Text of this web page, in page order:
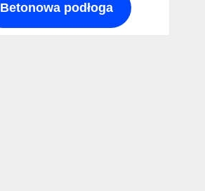
Betonowa podłoga